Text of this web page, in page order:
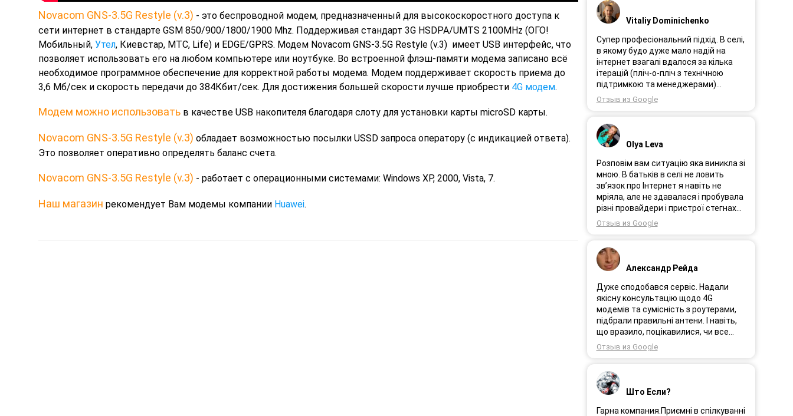
Novacom GNS-3.5G Restyle (v.3) - это беспроводной модем, предназначенный для высокоскоростного доступа к
сети интернет в стандарте GSM 850/900/1800/1900 Mhz. Поддерживая стандарт 3G HSDPA/UMTS 2100MHz (ОГО!
Мобильный, Утел, Киевстар, МТС, Life) и EDGE/GPRS. Модем Novacom GNS-3.5G Restyle (v.3) имеет USB интерфейс, что
позволяет использовать его на любом компьютере или ноутбуке. Во встроенной флэш-памяти модема записано всё
необходимое программное обеспечение для корректной работы модема. Модем поддерживает скорость приема до
3,6 Мб/сек и скорость передачи до 384Кбит/сек. Для достижения большей скорости лучше приобрести 4G модем.
Модем можно использоватьв качестве USB накопителя благодаря слоту для установки карты microSD карты.
Novacom GNS-3.5G Restyle (v.3) обладает возможностью посылки USSD запроса оператору (с индикацией ответа).
Это позволяет оперативно определять баланс счета.
Novacom GNS-3.5G Restyle (v.3) - работает с операционными системами: Windows XP, 2000, Vista, 7.
Наш магазин рекомендует Вам модемы компании Huawei.
Vitaliy Dominichenko
Супер професіональний підхід. В селі,
в якому будо дуже мало надій на
інтернет взагалі вдалося за кілька
ітерацій (пліч-о-пліч з технічною
підтримкою та менеджерами)
досягнути нереальної швидкості в
~20МБіт/с. Можна мріяти про більше,
результат, так як перші спроби
впиралися в максимум 4-5 МБіт/с.
Спробували усіх можливих
операторів, обертав десятки разів
антену, змінили один раз модем з
невеликою доплатою і вдалося
неможливе :) Дякую вам! Безумовно
вдячний і радий знайомству.
Отзыв из Google
Olya Leva
Розповім вам ситуацію яка виникла зі
мною. В батьків в селі не ловить
зв’язок про Інтернет я навіть не
мріяла, але не здавалася і пробувала
різні провайдери і пристрої стегнах
був дуже слабким або взагалі
відсутній. І ось я в Інтернеті побачила
підкорило це тестовий період 1 міс, я
вирішила спробувати ще раз.
Надіслала заявку зімною зв’язалася
менеджер Олеся дуже привітна
дівчина розповіла все детально і
порадила хороший пристрій.
Замовлення прийшло через день і я
поїхала встановлювати інтернет.
Олеся була на зв’язоку і все
допомагала. І ось інтернет працює як
вмісті все супер. Я дуже задоволена.
Дякую менеджеру Олесі яка
турботу. Дякую. Рекомендую .
Отзыв из Google
Александр Рейда
Дуже сподобався сервіс. Надали
якісну консультацію щодо 4G
модемів та сумісність з роутерами,
підбрали правильні антени. І навіть,
що вразило, поцікавилися, чи все
гаразд після впровадження
обладнання в експлуатацію та чи
Дуже рекомендую!
Отзыв из Google
Што Если?
Гарна компания.Приємні в спілкуванні